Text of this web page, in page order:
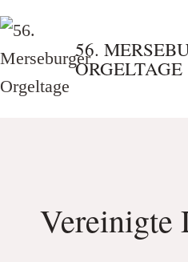
Zum
Inhalt
springen
56.
ORGELTAGE
Vereinigte